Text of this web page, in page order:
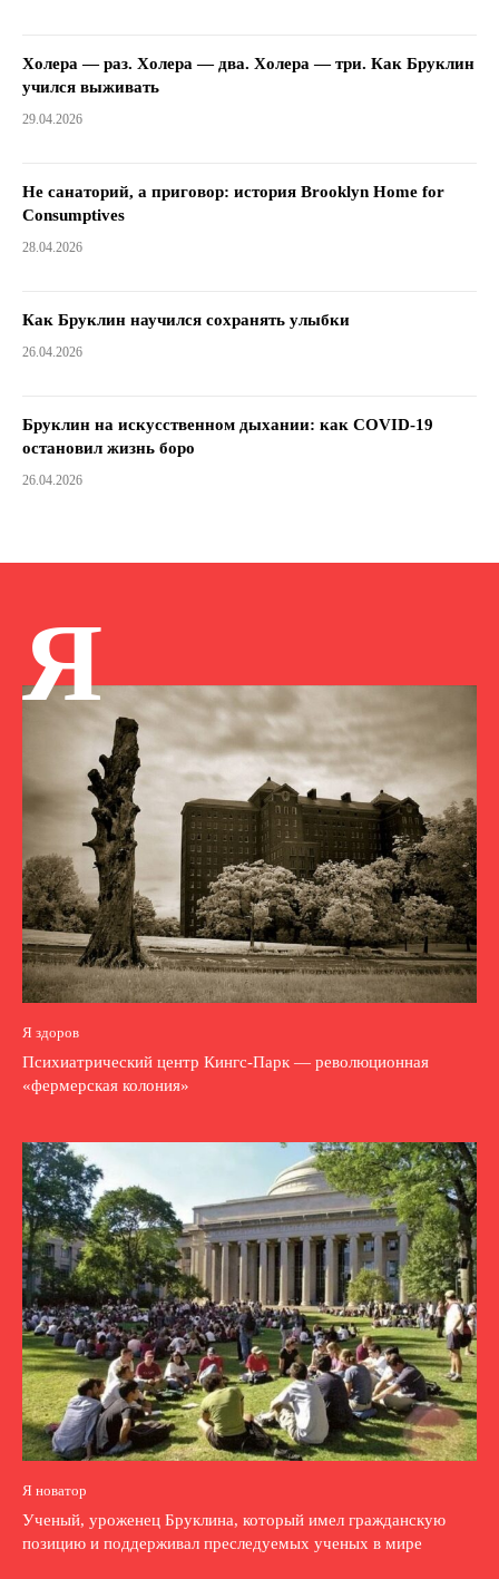
Холера — раз. Холера — два. Холера — три. Как Бруклин
учился выживать
29.04.2026
Не санаторий, а приговор: история Brooklyn Home for
Consumptives
28.04.2026
Как Бруклин научился сохранять улыбки
26.04.2026
Бруклин на искусственном дыхании: как COVID-19
остановил жизнь боро
26.04.2026
Я
Я здоров
Психиатрический центр Кингс-Парк — революционная
«фермерская колония»
Я новатор
Ученый, уроженец Бруклина, который имел гражданскую
позицию и поддерживал преследуемых ученых в мире